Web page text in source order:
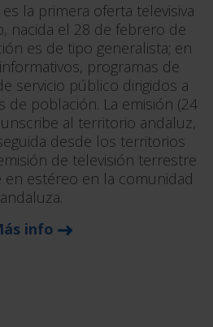
la primera oferta televisiva
nacida el 28 de febrero de
es de tipo generalista; en
programas de
servicio público dirigidos a
población. La emisión (24
al territorio andaluz,
desde los territorios
de televisión terrestre
estéreo en la comunidad
andaluza.
info